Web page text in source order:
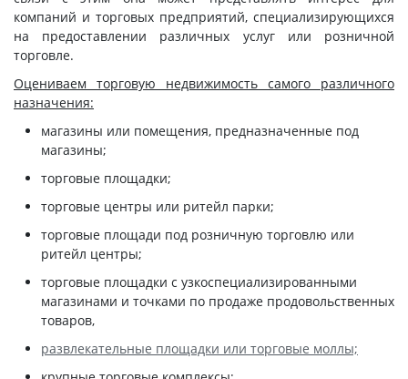
компаний и торговых предприятий, специализирующихся
на предоставлении различных услуг или розничной
торговле.
Оцениваем торговую недвижимость самого различного
назначения:
магазины или помещения, предназначенные под
магазины;
торговые площадки;
торговые центры или ритейл парки;
торговые площади под розничную торговлю или
ритейл центры;
торговые площадки с узкоспециализированными
магазинами и точками по продаже продовольственных
товаров,
развлекательные площадки или торговые моллы;